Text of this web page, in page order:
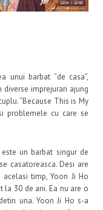
unui barbat “de casa”,
imprejurari ajung
“Because This is My
problemele cu care se
un barbat singur de
casatoreasca. Desi are
timp, Yoon Ji Ho
30 de ani. Ea nu are o
una. Yoon Ji Ho s-a